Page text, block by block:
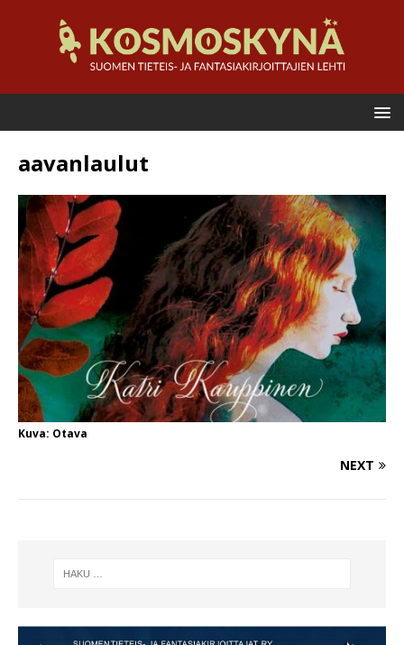
aavanlaulut
Kuva: Otava
NEXT